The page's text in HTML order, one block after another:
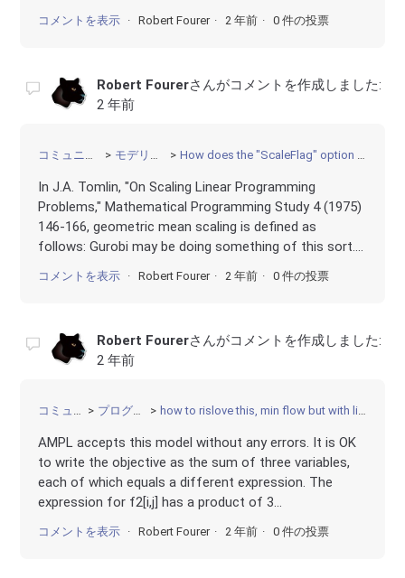
コメントを表示 Robert Fourer 2 年前 0 件の投票
Robert Fourerさんがコメントを作成しました:
2 年前
コミュニティ モデリング How does the "ScaleFlag" option work?
In J.A. Tomlin, "On Scaling Linear Programming
Problems," Mathematical Programming Study 4 (1975)
146-166, geometric mean scaling is defined as
follows: Gurobi may be doing something of this sort....
コメントを表示 Robert Fourer 2 年前 0 件の投票
Robert Fourerさんがコメントを作成しました:
2 年前
コミュニティ プログラミング how to rislove this, min flow but with linear function in 3 pieces
AMPL accepts this model without any errors. It is OK
to write the objective as the sum of three variables,
each of which equals a different expression. The
expression for f2[i,j] has a product of 3...
コメントを表示 Robert Fourer 2 年前 0 件の投票